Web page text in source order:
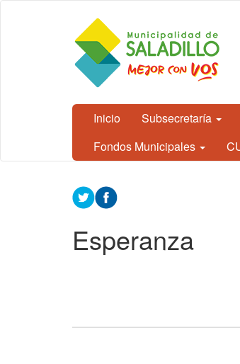
CEDH.
Secretaría
de
Cultura,
Educación
Derechos
Humanos
Inicio Subsecretaría
Fondos Municipales
Contenido
principal
Esperanza